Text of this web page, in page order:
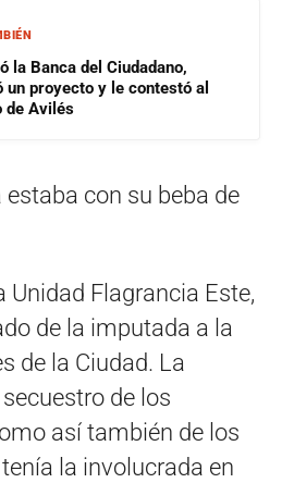
la Banca del Ciudadano,
un proyecto y le contestó al
de Avilés
con su beba de
Unidad Flagrancia Este,
de la imputada a la
de la Ciudad. La
de los
así también de los
la involucrada en